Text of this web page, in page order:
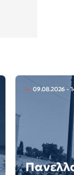
09.08.2026 -